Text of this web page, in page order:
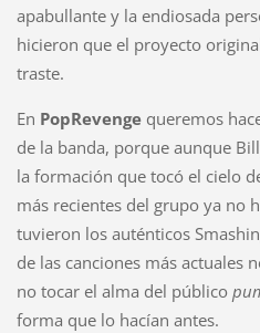
apabullante y la endiosada
hicieron que el proyecto
traste.
En PopRevengequeremos
de la banda, porque aunque
la formación que tocó el cielo
más recientes del grupo ya no
tuvieron los auténticos
de las canciones más actuales
no tocar el alma del público
forma que lo hacían antes.